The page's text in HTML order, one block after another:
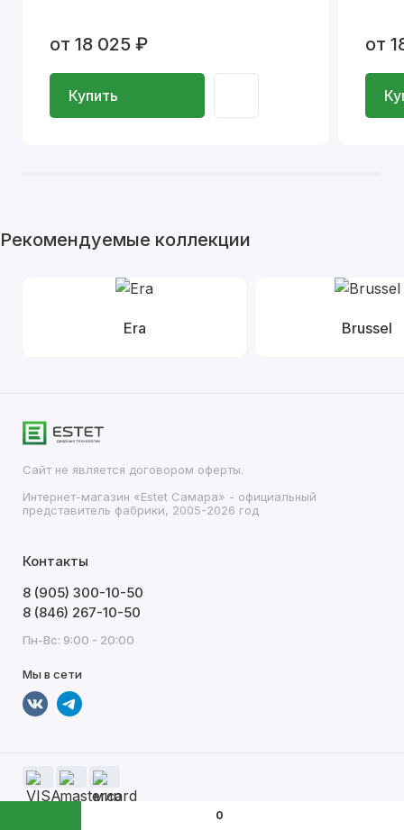
0
от 18 025 ₽
Купить
от
Рекомендуемые коллекции
Era Brussel
Сайт не является договором оферты.
Интернет-магазин «Estet Самара» - официальный
представитель фабрики, 2005-2026 год
Контакты
8 (905) 300-10-50
8 (846) 267-10-50
Пн-Вс: 9:00 - 20:00
Мы в сети